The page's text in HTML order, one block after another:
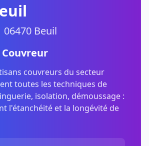
06470 Beuil
couvreurs du secteur
toutes les techniques de
isolation, démoussage :
l'étanchéité et la longévité de